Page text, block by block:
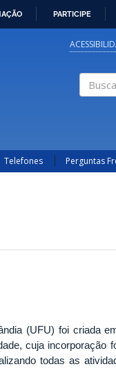
PARTICIPE
Telefones Perguntas
(UFU) foi criada
cuja incorporação
todas as